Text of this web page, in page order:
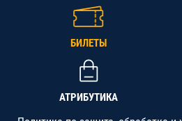
БИЛЕТЫ
АТРИБУТИКА